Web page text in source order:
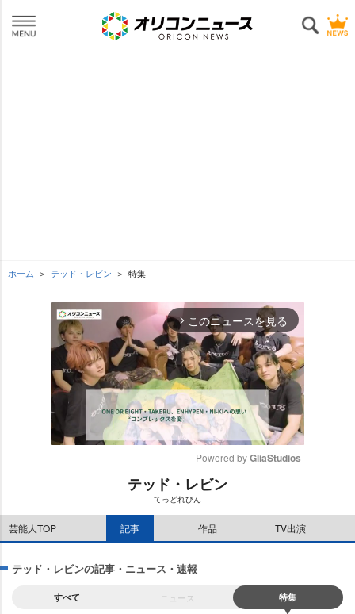
ホーム テッド・レビン 特集
arrow_forward_ios このニュースを見る
Powered by GliaStudios
テッド・レビン
てっどれびん
芸能人TOP 記事 作品 TV出演
テッド・レビンの記事・ニュース・速報
すべて ニュース 特集